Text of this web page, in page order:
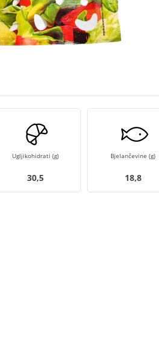
Ugljikohidrati (g)
30,5
Bjelančevine (g)
18,8